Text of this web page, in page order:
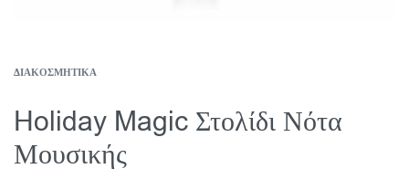
ΔΙΑΚΟΣΜΗΤΙΚΆ
Holiday Magic Στολίδι Νότα
Μουσικής